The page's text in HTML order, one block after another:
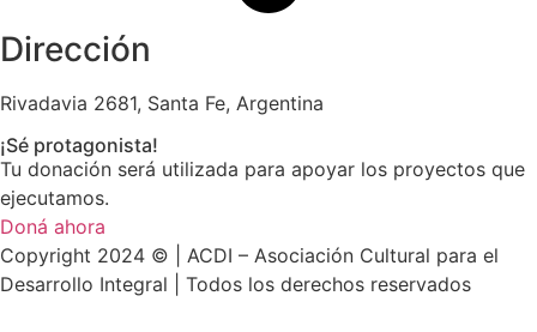
Dirección
Rivadavia 2681, Santa Fe, Argentina
¡Sé protagonista!
Tu donación será utilizada para apoyar los proyectos que
ejecutamos.
Doná ahora
Copyright 2024 © | ACDI – Asociación Cultural para el
Desarrollo Integral | Todos los derechos reservados